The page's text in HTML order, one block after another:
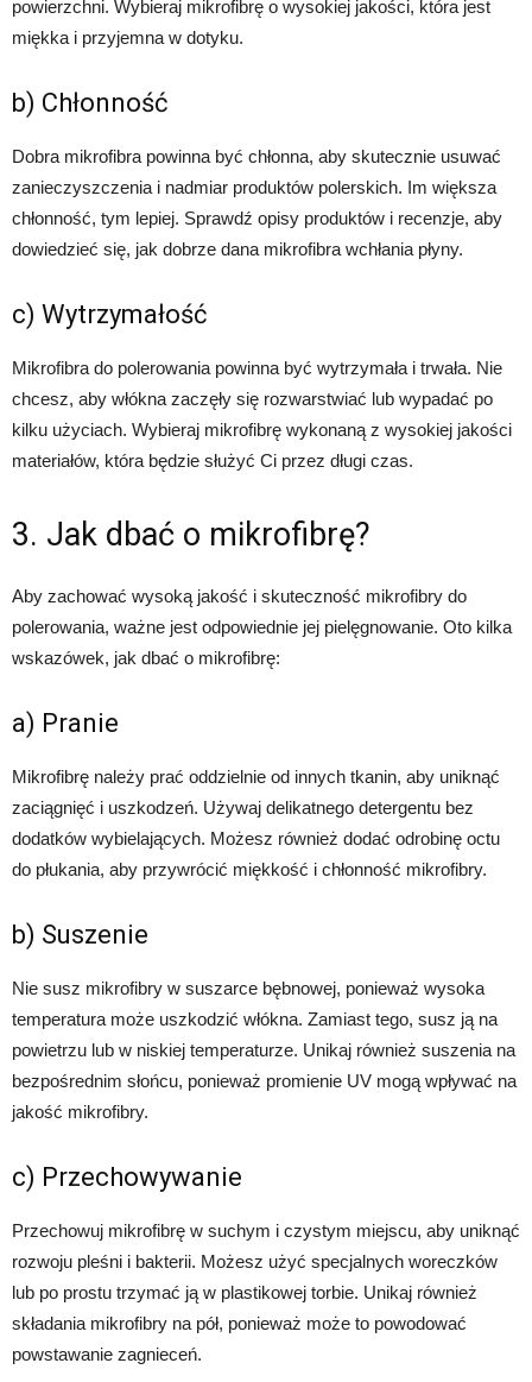
powierzchni. Wybieraj mikrofibrę o wysokiej jakości, która jest
miękka i przyjemna w dotyku.
b) Chłonność
Dobra mikrofibra powinna być chłonna, aby skutecznie usuwać
zanieczyszczenia i nadmiar produktów polerskich. Im większa
chłonność, tym lepiej. Sprawdź opisy produktów i recenzje, aby
dowiedzieć się, jak dobrze dana mikrofibra wchłania płyny.
c) Wytrzymałość
Mikrofibra do polerowania powinna być wytrzymała i trwała. Nie
chcesz, aby włókna zaczęły się rozwarstwiać lub wypadać po
kilku użyciach. Wybieraj mikrofibrę wykonaną z wysokiej jakości
materiałów, która będzie służyć Ci przez długi czas.
3. Jak dbać o mikrofibrę?
Aby zachować wysoką jakość i skuteczność mikrofibry do
polerowania, ważne jest odpowiednie jej pielęgnowanie. Oto kilka
wskazówek, jak dbać o mikrofibrę:
a) Pranie
Mikrofibrę należy prać oddzielnie od innych tkanin, aby uniknąć
zaciągnięć i uszkodzeń. Używaj delikatnego detergentu bez
dodatków wybielających. Możesz również dodać odrobinę octu
do płukania, aby przywrócić miękkość i chłonność mikrofibry.
b) Suszenie
Nie susz mikrofibry w suszarce bębnowej, ponieważ wysoka
temperatura może uszkodzić włókna. Zamiast tego, susz ją na
powietrzu lub w niskiej temperaturze. Unikaj również suszenia na
bezpośrednim słońcu, ponieważ promienie UV mogą wpływać na
jakość mikrofibry.
c) Przechowywanie
Przechowuj mikrofibrę w suchym i czystym miejscu, aby uniknąć
rozwoju pleśni i bakterii. Możesz użyć specjalnych woreczków
lub po prostu trzymać ją w plastikowej torbie. Unikaj również
składania mikrofibry na pół, ponieważ może to powodować
powstawanie zagnieceń.